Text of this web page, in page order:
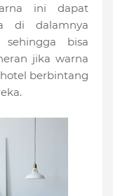
ini dapat
di dalamnya
bisa
jika warna
berbintang